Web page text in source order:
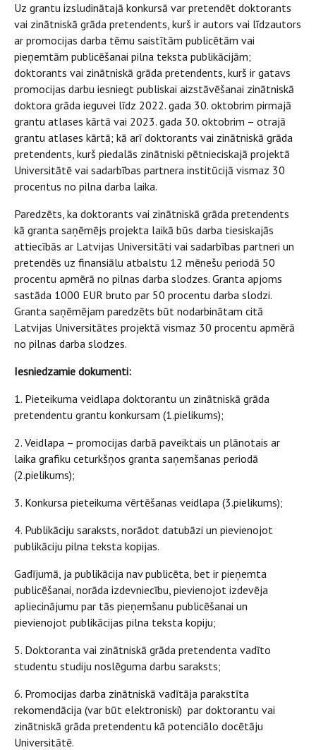
Uz grantu izsludinātajā konkursā var pretendēt doktorants
vai zinātniskā grāda pretendents, kurš ir autors vai līdzautors
ar promocijas darba tēmu saistītām publicētām vai
pieņemtām publicēšanai pilna teksta publikācijām;
doktorants vai zinātniskā grāda pretendents, kurš ir gatavs
promocijas darbu iesniegt publiskai aizstāvēšanai zinātniskā
doktora grāda ieguvei līdz 2022. gada 30. oktobrim pirmajā
grantu atlases kārtā vai 2023. gada 30. oktobrim – otrajā
grantu atlases kārtā; kā arī doktorants vai zinātniskā grāda
pretendents, kurš piedalās zinātniski pētnieciskajā projektā
Universitātē vai sadarbības partnera institūcijā vismaz 30
procentus no pilna darba laika.
Paredzēts, ka doktorants vai zinātniskā grāda pretendents
kā granta saņēmējs projekta laikā būs darba tiesiskajās
attiecībās ar Latvijas Universitāti vai sadarbības partneri un
pretendēs uz finansiālu atbalstu 12 mēnešu periodā 50
procentu apmērā no pilnas darba slodzes. Granta apjoms
sastāda 1000 EUR bruto par 50 procentu darba slodzi.
Granta saņēmējam paredzēts būt nodarbinātam citā
Latvijas Universitātes projektā vismaz 30 procentu apmērā
no pilnas darba slodzes.
Iesniedzamie dokumenti:
1. Pieteikuma veidlapa doktorantu un zinātniskā grāda
pretendentu grantu konkursam (1.pielikums);
2. Veidlapa – promocijas darbā paveiktais un plānotais ar
laika grafiku ceturkšņos granta saņemšanas periodā
(2.pielikums);
3. Konkursa pieteikuma vērtēšanas veidlapa (3.pielikums);
4. Publikāciju saraksts, norādot datubāzi un pievienojot
publikāciju pilna teksta kopijas.
Gadījumā, ja publikācija nav publicēta, bet ir pieņemta
publicēšanai, norāda izdevniecību, pievienojot izdevēja
apliecinājumu par tās pieņemšanu publicēšanai un
pievienojot publikācijas pilna teksta kopiju;
5. Doktoranta vai zinātniskā grāda pretendenta vadīto
studentu studiju noslēguma darbu saraksts;
6. Promocijas darba zinātniskā vadītāja parakstīta
rekomendācija (var būt elektroniski) par doktorantu vai
zinātniskā grāda pretendentu kā potenciālo docētāju
Universitātē.